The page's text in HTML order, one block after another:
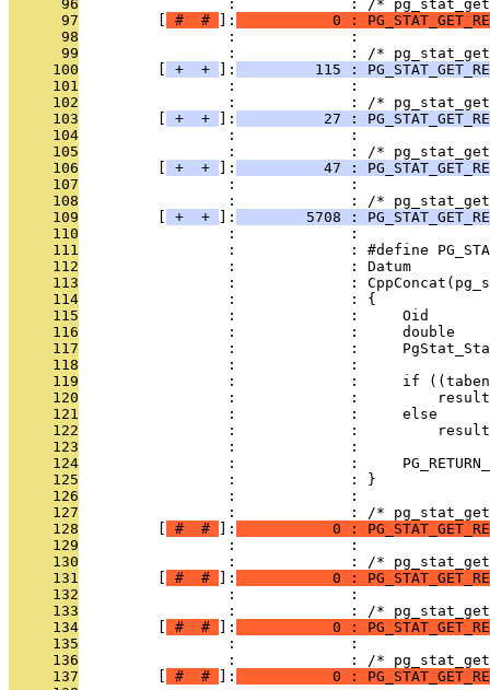
      96
:             : /*
      97
# # ]:
0 :
      98
                 :             :
      99
:             : /*
     100
+ + ]:
115 :
     101
                 :             :
     102
:             : /*
     103
+ + ]:
27 :
     104
                 :             :
     105
:             : /*
     106
+ + ]:
47 :
     107
                 :             :
     108
:             : /*
     109
+ + ]:
5708 :
     110
                 :             :
     111
:             : #define
     112
:             : Datum
     113
:             :
     114
:             : {
     115
:             :     Oid
     116
:             :     double
     117
:             :
     118
:             :
     119
:             :     if
     120
:             :
     121
:             :     else
     122
:             :
     123
:             :
     124
:             :
     125
                 :             : }
     126
                 :             :
     127
:             : /*
     128
# # ]:
0 :
     129
                 :             :
     130
:             : /*
     131
# # ]:
0 :
     132
                 :             :
     133
:             : /*
     134
# # ]:
0 :
     135
                 :             :
     136
:             : /*
     137
# # ]:
0 :